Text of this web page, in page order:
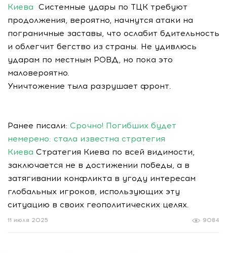
Киева Системные удары по ТЦК требуют
продолжения, вероятно, начнутся атаки на
пограничные заставы, что ослабит бдительность
и облегчит бегство из страны. Не удивлюсь
ударам по местным РОВД, но пока это
маловероятно.
Уничтожение тыла разрушает фронт.
Ранее писали: Срочно! Погибших будет
немерено: стала известна стратегия
Киева Стратегия Киева по всей видимости,
заключается не в достижении победы, а в
затягивании конфликта в угоду интересам
глобальных игроков, использующих эту
ситуацию в своих геополитических целях.
9084
11 июля 2025